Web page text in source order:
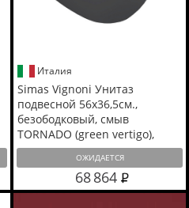
Италия
Simas Vignoni Унитаз
подвесной 56х36,5см.,
безободковый, смыв
TORNADO (green vertigo),
цвет: antracite matt
ОЖИДАЕТСЯ
68 864